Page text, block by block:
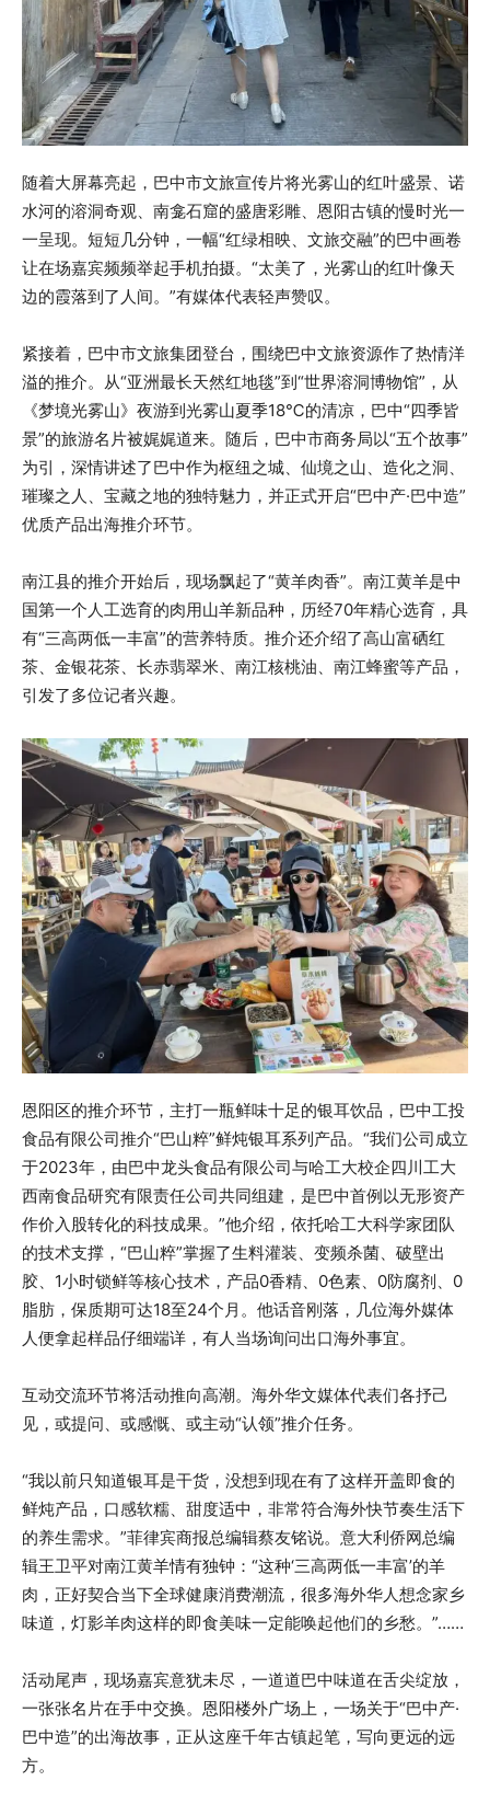
随着大屏幕亮起，巴中市文旅宣传片将光雾山的红叶盛景、诺
水河的溶洞奇观、南龛石窟的盛唐彩雕、恩阳古镇的慢时光一
一呈现。短短几分钟，一幅“红绿相映、文旅交融”的巴中画卷
让在场嘉宾频频举起手机拍摄。“太美了，光雾山的红叶像天
边的霞落到了人间。”有媒体代表轻声赞叹。
紧接着，巴中市文旅集团登台，围绕巴中文旅资源作了热情洋
溢的推介。从“亚洲最长天然红地毯”到“世界溶洞博物馆”，从
《梦境光雾山》夜游到光雾山夏季18℃的清凉，巴中“四季皆
景”的旅游名片被娓娓道来。随后，巴中市商务局以“五个故事”
为引，深情讲述了巴中作为枢纽之城、仙境之山、造化之洞、
璀璨之人、宝藏之地的独特魅力，并正式开启“巴中产·巴中造”
优质产品出海推介环节。
南江县的推介开始后，现场飘起了“黄羊肉香”。南江黄羊是中
国第一个人工选育的肉用山羊新品种，历经70年精心选育，具
有“三高两低一丰富”的营养特质。推介还介绍了高山富硒红
茶、金银花茶、长赤翡翠米、南江核桃油、南江蜂蜜等产品，
引发了多位记者兴趣。
恩阳区的推介环节，主打一瓶鲜味十足的银耳饮品，巴中工投
食品有限公司推介“巴山粹”鲜炖银耳系列产品。“我们公司成立
于2023年，由巴中龙头食品有限公司与哈工大校企四川工大
西南食品研究有限责任公司共同组建，是巴中首例以无形资产
作价入股转化的科技成果。”他介绍，依托哈工大科学家团队
的技术支撑，“巴山粹”掌握了生料灌装、变频杀菌、破壁出
胶、1小时锁鲜等核心技术，产品0香精、0色素、0防腐剂、0
脂肪，保质期可达18至24个月。他话音刚落，几位海外媒体
人便拿起样品仔细端详，有人当场询问出口海外事宜。
互动交流环节将活动推向高潮。海外华文媒体代表们各抒己
见，或提问、或感慨、或主动“认领”推介任务。
“我以前只知道银耳是干货，没想到现在有了这样开盖即食的
鲜炖产品，口感软糯、甜度适中，非常符合海外快节奏生活下
的养生需求。”菲律宾商报总编辑蔡友铭说。意大利侨网总编
辑王卫平对南江黄羊情有独钟：“这种‘三高两低一丰富’的羊
肉，正好契合当下全球健康消费潮流，很多海外华人想念家乡
味道，灯影羊肉这样的即食美味一定能唤起他们的乡愁。”……
活动尾声，现场嘉宾意犹未尽，一道道巴中味道在舌尖绽放，
一张张名片在手中交换。恩阳楼外广场上，一场关于“巴中产·
巴中造”的出海故事，正从这座千年古镇起笔，写向更远的远
方。